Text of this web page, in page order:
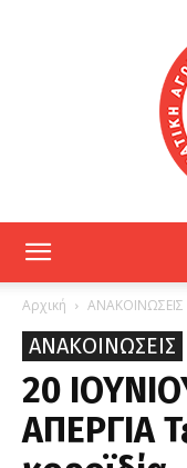
Αρχική ΑΝΑΚΟΙΝΩΣΕΙΣ
ΑΝΑΚΟΙΝΩΣΕΙΣ
20
ΑΠΕΡΓΙΑ